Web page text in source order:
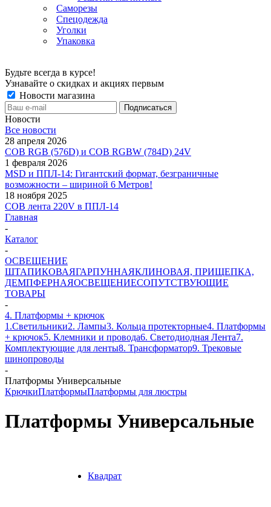
Саморезы
Спецодежда
Уголки
Упаковка
Будьте всегда в курсе!
Узнавайте о скидках и акциях первым
Новости магазина
Новости
Все новости
28 апреля 2026
COB RGB (576D) и COB RGBW (784D) 24V
1 февраля 2026
MSD и ППЛ-14: Гигантский формат, безграничные
возможности – шириной 6 Метров!
18 ноября 2025
COB лента 220V в ППЛ-14
Главная
-
Каталог
-
ОСВЕЩЕНИЕ
ШТАПИКОВАЯГАРПУННАЯКЛИНОВАЯ, ПРИЩЕПКА,
ДЕМПФЕРНАЯОСВЕЩЕНИЕСОПУТСТВУЮЩИЕ
ТОВАРЫ
-
4. Платформы + крючок
1.Светильники2. Лампы3. Кольца протекторные4. Платформы
+ крючок5. Клемники и провода6. Светодиодная Лента7.
Комплектующие для ленты8. Трансформатор9. Трековые
шинопроводы
-
Платформы Универсальные
КрючкиПлатформыПлатформы для люстры
Платформы Универсальные
Квадрат